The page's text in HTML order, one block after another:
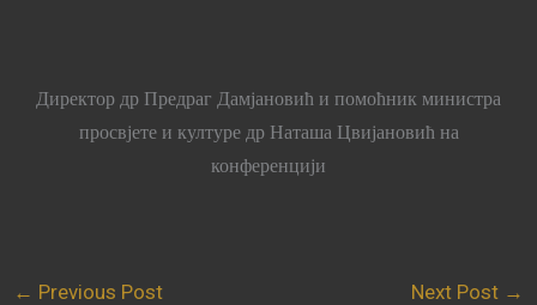
Директор др Предраг Дамјановић и помоћник министра
просвјете и културе др Наташа Цвијановић на
конференцији
← Previous Post Next Post →